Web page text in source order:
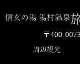
信玄の湯 湯村温泉
〒400-
周辺観光